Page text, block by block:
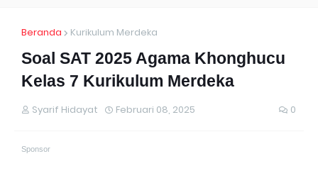
Beranda Kurikulum Merdeka
Soal SAT 2025 Agama Khonghucu
Kelas 7 Kurikulum Merdeka
Syarif Hidayat Februari 08, 2025 0
Sponsor